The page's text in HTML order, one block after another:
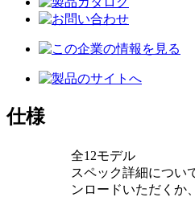
仕様
全12モデル
スペック詳細につい
ンロードいただくか